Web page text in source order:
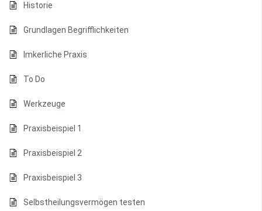
Historie
Grundlagen Begrifflichkeiten
Imkerliche Praxis
To Do
Werkzeuge
Praxisbeispiel 1
Praxisbeispiel 2
Praxisbeispiel 3
Selbstheilungsvermögen testen